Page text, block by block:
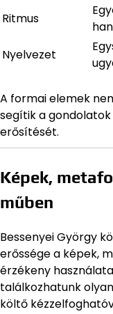
Ritmus
Nyelvezet
A formai elemek
segítik a
erősítését.
Képek,
műben
Bessenyei György
erőssége a képek,
érzékeny
találkozhatunk
költő